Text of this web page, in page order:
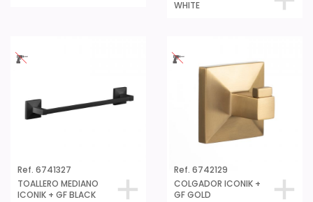
WHITE
Ref. 6741327
TOALLERO MEDIANO
ICONIK + GF BLACK
Ref. 6742129
COLGADOR ICONIK +
GF GOLD